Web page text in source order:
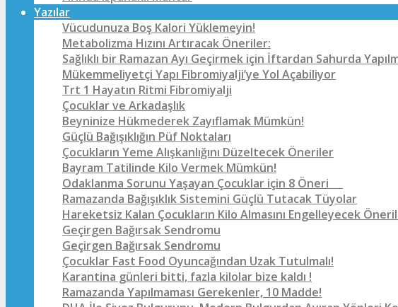
Yazılar
Vücudunuza Boş Kalori Yüklemeyin!
Metabolizma Hızını Artıracak Öneriler:
Sağlıklı bir Ramazan Ayı Geçirmek için İftardan Sahurda
Mükemmeliyetçi Yapı Fibromiyalji’ye Yol Açabiliyor
Trt 1 Hayatın Ritmi Fibromiyalji
Çocuklar ve Arkadaşlık
Beyninize Hükmederek Zayıflamak Mümkün!
Güçlü Bağışıklığın Püf Noktaları
Çocukların Yeme Alışkanlığını Düzeltecek Öneriler
Bayram Tatilinde Kilo Vermek Mümkün!
Odaklanma Sorunu Yaşayan Çocuklar için 8 Öneri
Ramazanda Bağışıklık Sistemini Güçlü Tutacak Tüyolar
Hareketsiz Kalan Çocukların Kilo Almasını Engelleyecek
Geçirgen Bağırsak Sendromu
Geçirgen Bağırsak Sendromu
Çocuklar Fast Food Oyuncağından Uzak Tutulmalı!
Karantina günleri bitti, fazla kilolar bize kaldı !
Ramazanda Yapılmaması Gerekenler, 10 Madde!